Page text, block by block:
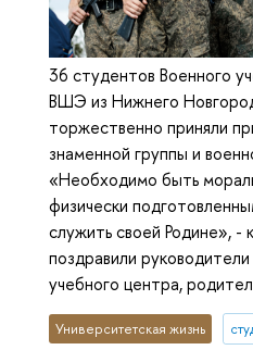
36 студентов Военного
ВШЭ из Нижнего
торжественно приняли
знаменной группы и
«Необходимо быть
физически
служить своей Родине», -
поздравили
учебного центра,
Университетская жизнь